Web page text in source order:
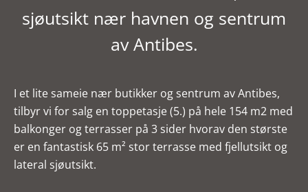
sjøutsikt nær havnen og sentrum
av Antibes.
I et lite sameie nær butikker og sentrum av Antibes,
tilbyr vi for salg en toppetasje (5.) på hele 154 m2 med
balkonger og terrasser på 3 sider hvorav den største
er en fantastisk 65 m² stor terrasse med fjellutsikt og
lateral sjøutsikt.